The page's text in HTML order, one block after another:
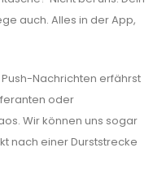
auch. Alles in der App,
Push-Nachrichten erfährst
oder
Wir können uns sogar
nach einer Durststrecke